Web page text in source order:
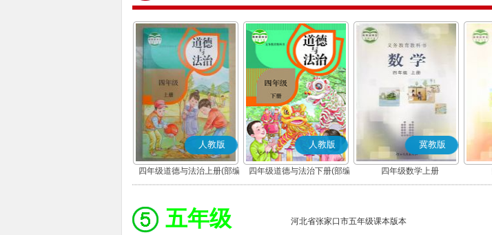
人教版
四年级道德与法治上册(部编
版)
人教版
四年级道德与法治下册(部编
版)
冀教版
四年级数学上册
五年级 河北省张家口市五年级课本版本